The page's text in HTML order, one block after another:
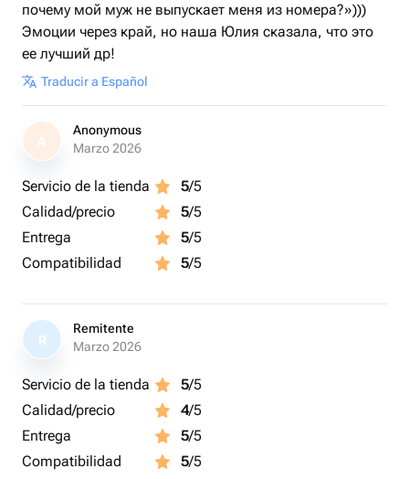
почему мой муж не выпускает меня из номера?»)))
Эмоции через край, но наша Юлия сказала, что это
ее лучший др!
Traducir a Español
A
Anonymous
Marzo 2026
Servicio de la tienda 5/5
Calidad/precio
5/5
Entrega
5/5
Compatibilidad
5/5
R
Remitente
Marzo 2026
Servicio de la tienda 5/5
Calidad/precio
4/5
Entrega
5/5
Compatibilidad
5/5